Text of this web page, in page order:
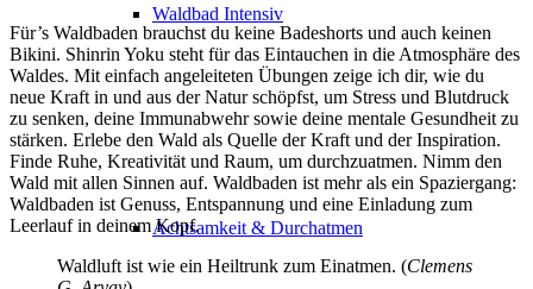
Waldbad Intensiv
Achtsamkeit & Durchatmen
Für’s Waldbaden brauchst du keine Badeshorts und auch keinen
Bikini. Shinrin Yoku steht für das Eintauchen in die Atmosphäre des
Waldes. Mit einfach angeleiteten Übungen zeige ich dir, wie du
neue Kraft in und aus der Natur schöpfst, um Stress und Blutdruck
zu senken, deine Immunabwehr sowie deine mentale Gesundheit zu
stärken. Erlebe den Wald als Quelle der Kraft und der Inspiration.
Finde Ruhe, Kreativität und Raum, um durchzuatmen. Nimm den
Wald mit allen Sinnen auf. Waldbaden ist mehr als ein Spaziergang:
Waldbaden ist Genuss, Entspannung und eine Einladung zum
Leerlauf in deinem Kopf.
Waldluft ist wie ein Heiltrunk zum Einatmen. (Clemens